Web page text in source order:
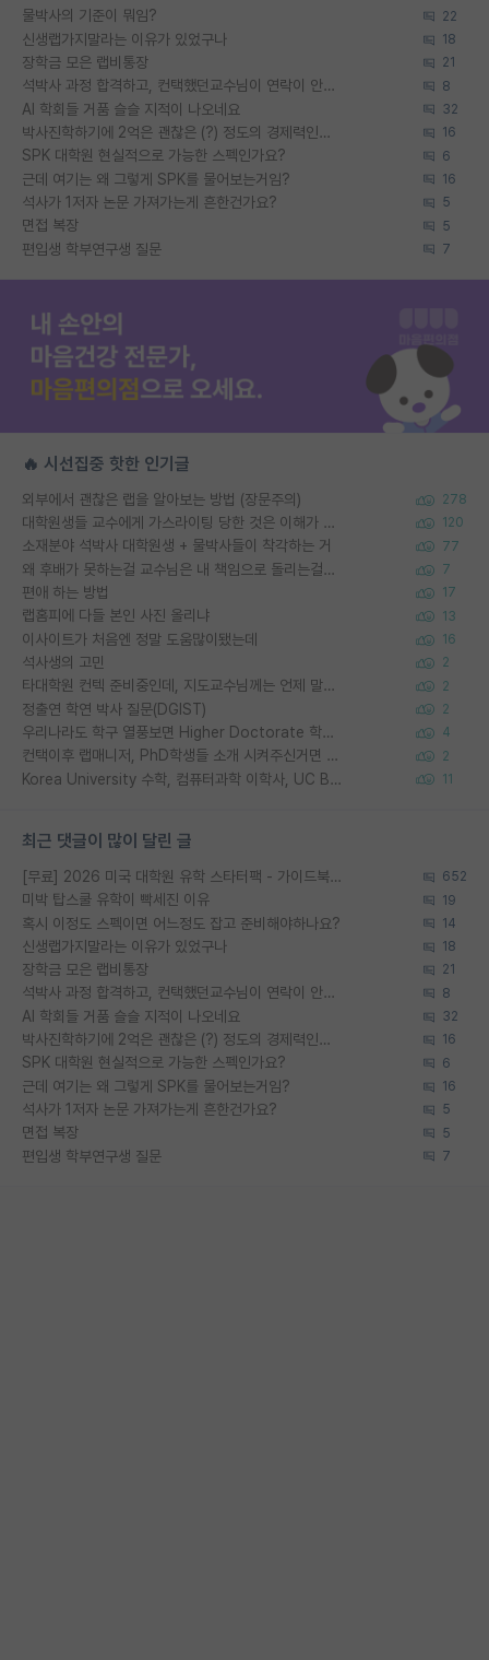
물박사의 기준이 뭐임? 22
신생랩가지말라는 이유가 있었구나 18
장학금 모은 랩비통장 21
석박사 과정 합격하고, 컨택했던교수님이 연락이 안됩니다... 8
AI 학회들 거품 슬슬 지적이 나오네요 32
박사진학하기에 2억은 괜찮은 (?) 정도의 경제력인가요 16
SPK 대학원 현실적으로 가능한 스펙인가요? 6
근데 여기는 왜 그렇게 SPK를 물어보는거임? 16
석사가 1저자 논문 가져가는게 흔한건가요? 5
면접 복장 5
편입생 학부연구생 질문 7
🔥 시선집중 핫한 인기글
외부에서 괜찮은 랩을 알아보는 방법 (장문주의) 278
대학원생들 교수에게 가스라이팅 당한 것은 이해가 갑니다. 안타깝네요. 120
소재분야 석박사 대학원생 + 물박사들이 착각하는 거 77
왜 후배가 못하는걸 교수님은 내 책임으로 돌리는걸까요? 7
편애 하는 방법 17
랩홈피에 다들 본인 사진 올리냐 13
이사이트가 처음엔 정말 도움많이됐는데 16
석사생의 고민 2
타대학원 컨텍 준비중인데, 지도교수님께는 언제 말씀드려야 할까요? 2
정출연 학연 박사 질문(DGIST) 2
우리나라도 학구 열풍보면 Higher Doctorate 학위가 필요하다고 봅니다. 4
컨택이후 랩매니저, PhD학생들 소개 시켜주신거면 거의 컨펌에 가깝나요? 2
Korea University 수학, 컴퓨터과학 이학사, UC Berkeley 산업공학 대학원 공학박사가 되는 것은 쉽지 않겠죠? 11
최근 댓글이 많이 달린 글
[무료] 2026 미국 대학원 유학 스타터팩 - 가이드북 & 합격자 컨택메일 템플릿 652
미박 탑스쿨 유학이 빡세진 이유 19
혹시 이정도 스펙이면 어느정도 잡고 준비해야하나요? 14
신생랩가지말라는 이유가 있었구나 18
장학금 모은 랩비통장 21
석박사 과정 합격하고, 컨택했던교수님이 연락이 안됩니다... 8
AI 학회들 거품 슬슬 지적이 나오네요 32
박사진학하기에 2억은 괜찮은 (?) 정도의 경제력인가요 16
SPK 대학원 현실적으로 가능한 스펙인가요? 6
근데 여기는 왜 그렇게 SPK를 물어보는거임? 16
석사가 1저자 논문 가져가는게 흔한건가요? 5
면접 복장 5
편입생 학부연구생 질문 7